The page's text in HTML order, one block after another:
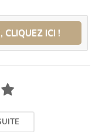
CLIQUEZ ICI !